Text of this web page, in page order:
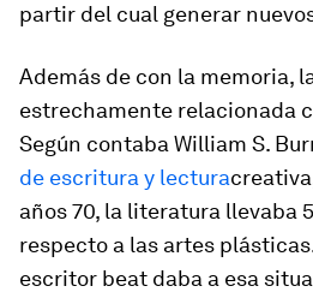
partir del cual generar
Además de con la memoria,
estrechamente relacionada
Según contaba William S.
de escritura y lectura
años 70, la literatura llevaba
respecto a las artes
escritor beat daba a esa